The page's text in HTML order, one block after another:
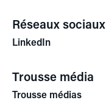
Réseaux sociaux
LinkedIn
Trousse média
Trousse médias